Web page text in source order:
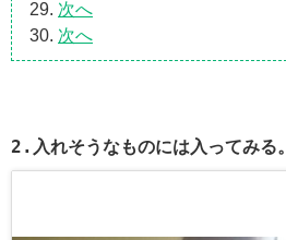
次へ
次へ
2.入れそうなものには入ってみる。